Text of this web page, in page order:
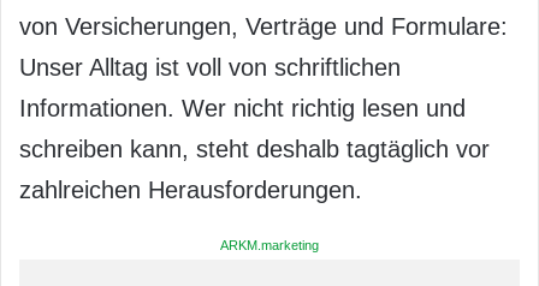
von Versicherungen, Verträge und Formulare:
Unser Alltag ist voll von schriftlichen
Informationen. Wer nicht richtig lesen und
schreiben kann, steht deshalb tagtäglich vor
zahlreichen Herausforderungen.
ARKM.marketing